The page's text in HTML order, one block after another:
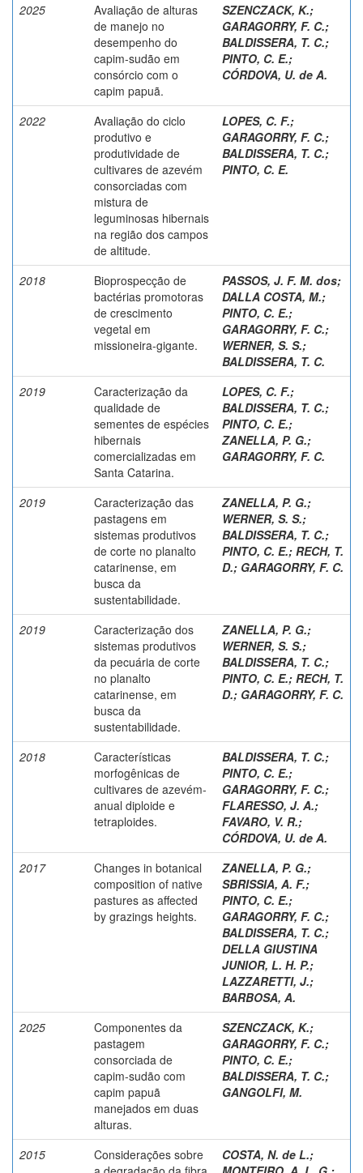
2025
Avaliação de alturas
de manejo no
desempenho do
capim-sudão em
consórcio com o
capim papuã.
SZENCZACK, K.;
GARAGORRY, F. C.;
BALDISSERA, T. C.;
PINTO, C. E.;
CÓRDOVA, U. de A.
2022
Avaliação do ciclo
produtivo e
produtividade de
cultivares de azevém
consorciadas com
mistura de
leguminosas hibernais
na região dos campos
de altitude.
LOPES, C. F.;
GARAGORRY, F. C.;
BALDISSERA, T. C.;
PINTO, C. E.
2018
Bioprospecção de
bactérias promotoras
de crescimento
vegetal em
missioneira-gigante.
PASSOS, J. F. M. dos;
DALLA COSTA, M.;
PINTO, C. E.;
GARAGORRY, F. C.;
WERNER, S. S.;
BALDISSERA, T. C.
2019
Caracterização da
qualidade de
sementes de espécies
hibernais
comercializadas em
Santa Catarina.
LOPES, C. F.;
BALDISSERA, T. C.;
PINTO, C. E.;
ZANELLA, P. G.;
GARAGORRY, F. C.
2019
Caracterização das
pastagens em
sistemas produtivos
de corte no planalto
catarinense, em
busca da
sustentabilidade.
ZANELLA, P. G.;
WERNER, S. S.;
BALDISSERA, T. C.;
PINTO, C. E.; RECH, T.
D.; GARAGORRY, F. C.
2019
Caracterização dos
sistemas produtivos
da pecuária de corte
no planalto
catarinense, em
busca da
sustentabilidade.
ZANELLA, P. G.;
WERNER, S. S.;
BALDISSERA, T. C.;
PINTO, C. E.; RECH, T.
D.; GARAGORRY, F. C.
2018
Características
morfogênicas de
cultivares de azevém-
anual diploide e
tetraploides.
BALDISSERA, T. C.;
PINTO, C. E.;
GARAGORRY, F. C.;
FLARESSO, J. A.;
FAVARO, V. R.;
CÓRDOVA, U. de A.
2017
Changes in botanical
composition of native
pastures as affected
by grazings heights.
ZANELLA, P. G.;
SBRISSIA, A. F.;
PINTO, C. E.;
GARAGORRY, F. C.;
BALDISSERA, T. C.;
DELLA GIUSTINA
JUNIOR, L. H. P.;
LAZZARETTI, J.;
BARBOSA, A.
2025
Componentes da
pastagem
consorciada de
capim-sudão com
capim papuã
manejados em duas
alturas.
SZENCZACK, K.;
GARAGORRY, F. C.;
PINTO, C. E.;
BALDISSERA, T. C.;
GANGOLFI, M.
2015
Considerações sobre
COSTA, N. de L.;